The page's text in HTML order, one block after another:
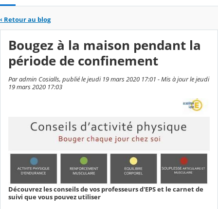
‹ Retour au blog
Bougez à la maison pendant la
période de confinement
Par admin Cosialls, publié le jeudi 19 mars 2020 17:01 - Mis à jour le jeudi
19 mars 2020 17:03
Découvrez les conseils de vos professeurs d'EPS et le carnet de
suivi que vous pouvez utiliser